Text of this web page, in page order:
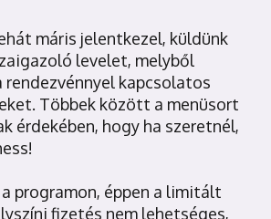
máris jelentkezel, küldünk
levelet, melyből
kapcsolatos
Többek között a menüsort
érdekében, hogy ha szeretnél,
programon, éppen a limitált
fizetés nem lehetséges,